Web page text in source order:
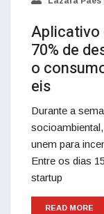
Aplicativo
70% de
o
eis
Durante a
unem para
Entre os dias
startup
READ MORE